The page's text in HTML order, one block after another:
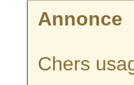
Annonce
Chers